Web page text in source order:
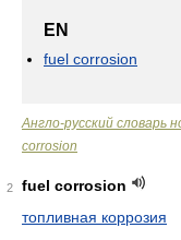
EN
fuel corrosion
Англо-русский словарь
corrosion
2
fuel corrosion
топливная коррозия